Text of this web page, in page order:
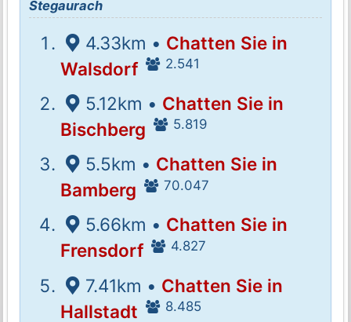
Stegaurach
4.33km • Chatten Sie in
Walsdorf
2.541
5.12km • Chatten Sie in
Bischberg
5.819
5.5km • Chatten Sie in
Bamberg
70.047
5.66km • Chatten Sie in
Frensdorf
4.827
7.41km • Chatten Sie in
Hallstadt
8.485